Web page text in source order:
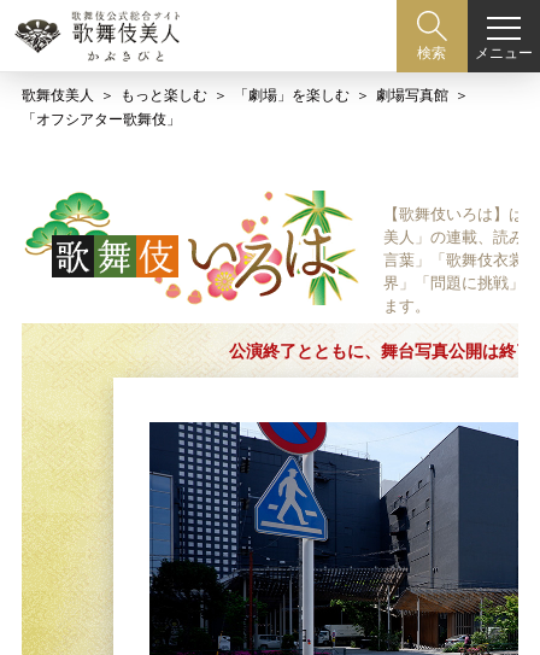
検索 メニュー
歌舞伎美人 もっと楽しむ 「劇場」を楽しむ
劇場写真館
「オフシアター歌舞伎」
【歌舞伎いろは】は
美人」の連載、読み
言葉」「歌舞伎衣裳
界」「問題に挑戦」
ます。
公演終了とともに、舞台写真公開は終了